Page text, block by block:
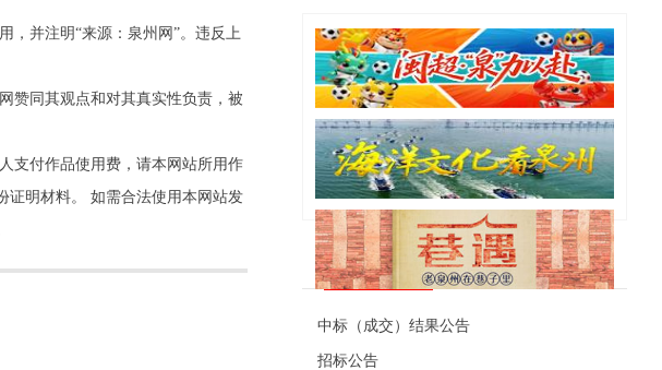
并注明“来源：泉州网”。违反上
赞同其观点和对其真实性负责，被
支付作品使用费，请本网站所用作
证明材料。 如需合法使用本网站发
便民资讯
中标（成交）结果公告
招标公告